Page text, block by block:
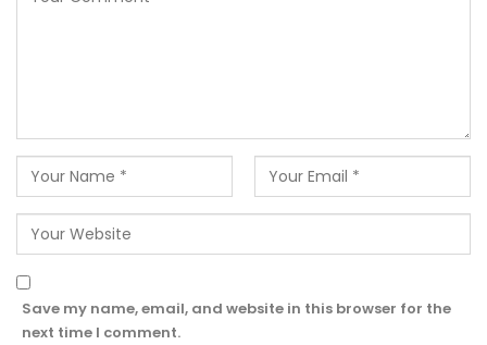
Save my name, email, and website in this browser for the
next time I comment.